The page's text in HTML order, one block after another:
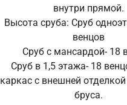
внутри прямой.
Высота сруба: Сруб
венцов
Сруб с мансардой- 18
Сруб в 1,5 этажа- 18
каркас с внешней
бруса.